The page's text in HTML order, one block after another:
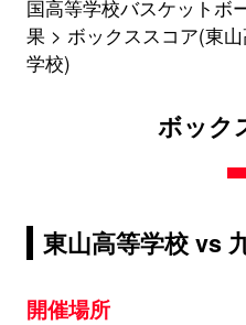
国高等学校バスケットボ
果
ボックススコア(東
学校)
ボック
東山高等学校 vs
開催場所